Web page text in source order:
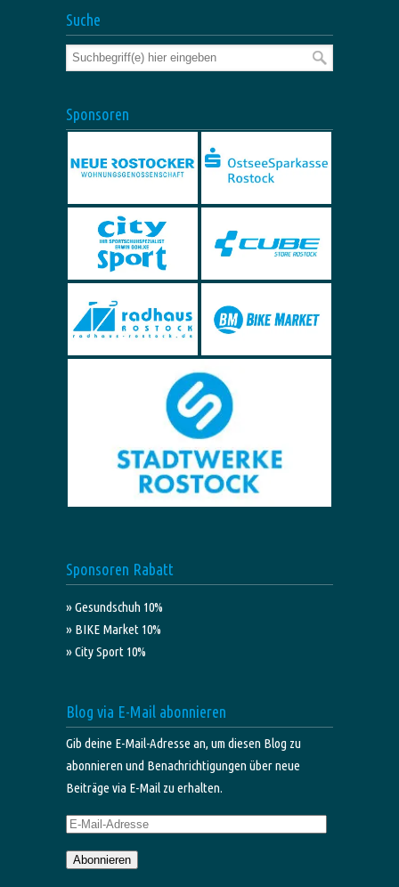
Suche
Sponsoren
Sponsoren Rabatt
» Gesundschuh 10%
» BIKE Market 10%
» City Sport 10%
Blog via E-Mail abonnieren
Gib deine E-Mail-Adresse an, um diesen Blog zu
abonnieren und Benachrichtigungen über neue
Beiträge via E-Mail zu erhalten.
E-
Adresse
Abonnieren